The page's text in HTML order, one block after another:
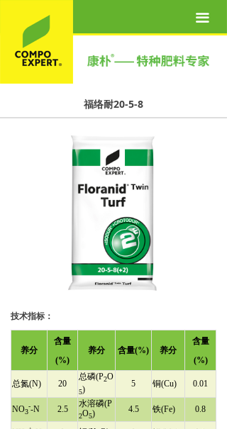
끀
关于我们
福络耐20-5-8
技术指标：
养分
含量
(%)
养分 含量(%) 养分
含量
(%)
总氮(N) 20
总磷(P2O
5)
5 铜(Cu) 0.01
NO3
--N 2.5
水溶磷(P
2O5) 4.5 铁(Fe) 0.8